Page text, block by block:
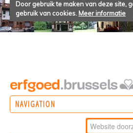
Door gebruik te maken van deze site,
gebruik van cookies. Meer informatie
NAVIGATION
Zoek